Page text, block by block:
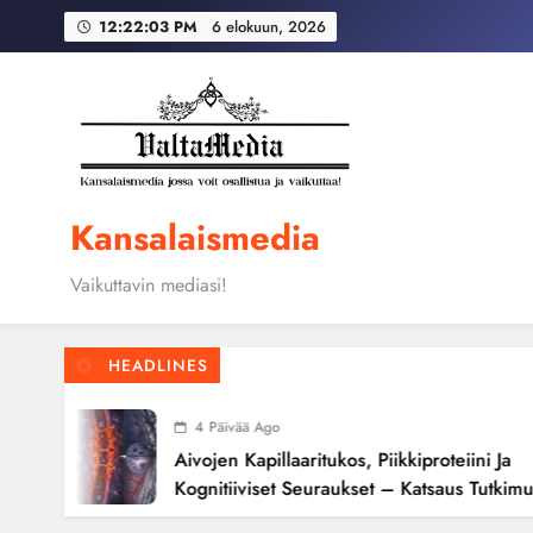
12:22:04 PM 6 elokuun, 2026 Globaali pääoma
Kansalaismedia
Vaikuttavin mediasi!
HEADLINES
4 Päivää Ago
Aivojen Kapillaaritukos, Piikkiproteiini Ja
Kognitiiviset Seuraukset – Katsaus